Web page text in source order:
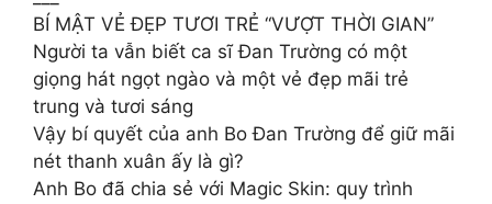
BÍ MẬT VẺ ĐẸP TƯƠI TRẺ “VƯỢT THỜI GIAN”
Người ta vẫn biết ca sĩ Đan Trường có một
giọng hát ngọt ngào và một vẻ đẹp mãi trẻ
trung và tươi sáng
Vậy bí quyết của anh Bo Đan Trường để giữ mãi
nét thanh xuân ấy là gì?
Anh Bo đã chia sẻ với Magic Skin: quy trình